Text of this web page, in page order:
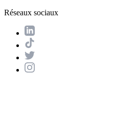
Réseaux sociaux